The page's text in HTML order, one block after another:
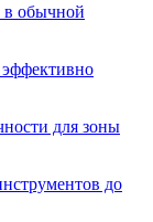
в обычной
для зоны
до